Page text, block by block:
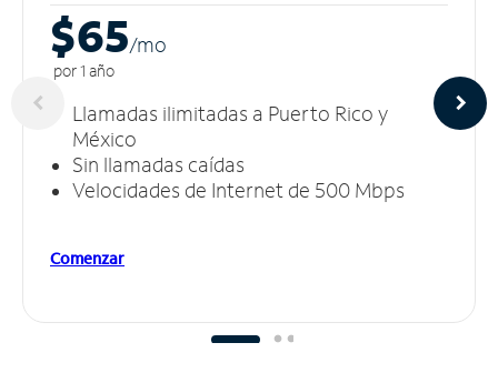
$65/mo
por 1 año
Llamadas ilimitadas a Puerto Rico y
México
Sin llamadas caídas
Velocidades de Internet de 500 Mbps
Comenzar